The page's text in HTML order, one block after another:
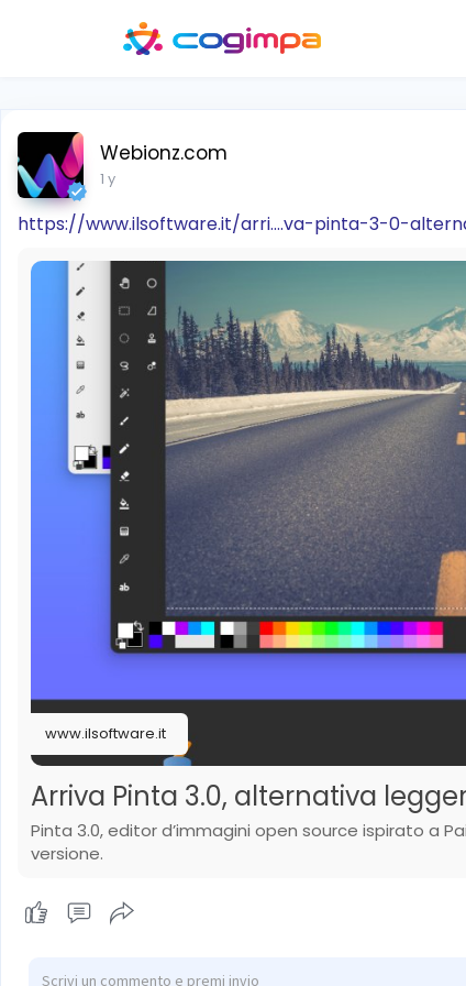
Webionz.com
1 y
https://www.ilsoftware.it/arri....va-pinta-3-0-
www.ilsoftware.it
Arriva Pinta 3.0, alternativa
Pinta 3.0, editor d’immagini open source ispirato a
versione.